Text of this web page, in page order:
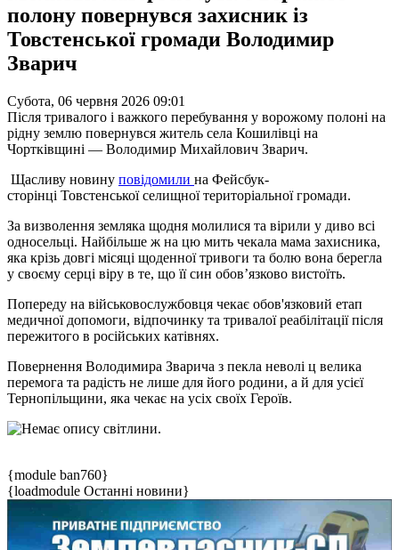
полону повернувся захисник із
Товстенської громади Володимир
Зварич
Субота, 06 червня 2026 09:01
Після тривалого і важкого перебування у ворожому полоні на
рідну землю повернувся житель села Кошилівці на
Чортківщині — Володимир Михайлович Зварич.
Щасливу новину повідомили на Фейсбук-
сторінці Товстенської селищної територіальної громади.
За визволення земляка щодня молилися та вірили у диво всі
односельці. Найбільше ж на цю мить чекала мама захисника,
яка крізь довгі місяці щоденної тривоги та болю вона берегла
у своєму серці віру в те, що її син обов’язково вистоїть.
Попереду на військовослужбовця чекає обов'язковий етап
медичної допомоги, відпочинку та тривалої реабілітації після
пережитого в російських катівнях.
Повернення Володимира Зварича з пекла неволі ц велика
перемога та радість не лише для його родини, а й для усієї
Тернопільщини, яка чекає на усіх своїх Героїв.
{module ban760}
{loadmodule Останні новини}